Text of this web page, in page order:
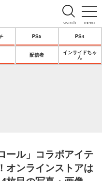
menu
search
PS5 PS4
配信者
インサイドちゃ
ん
ール」コラボアイテ
オンラインストアは